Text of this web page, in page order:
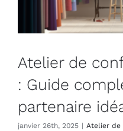
Atelier de
: Guide
partenaire
janvier 26th, 2025 | Atelier de